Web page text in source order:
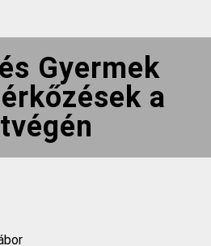
Gyermek
a